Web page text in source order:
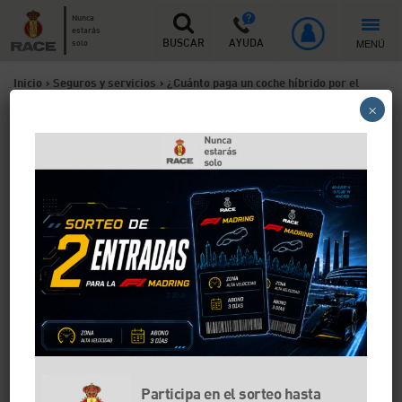
Nunca
estarás
solo
BUSCAR AYUDA MENÚ
Inicio > Seguros y servicios > ¿Cuánto paga un coche híbrido por el
¿Cuánto paga un coche
híbrido por el impuesto de
circulación?
En España, los coches híbridos tienen que pagar una
cuantía anual por el impuesto de circulación. Ahora
bien, la ley permite bonificar este tipo de vehículos ya
que emiten menos dióxido de carbono, en
comparación con los coches de combustión. Esto va a
permitir que el IVTM sea algo menor en un coche
Participa en el sorteo hasta
×